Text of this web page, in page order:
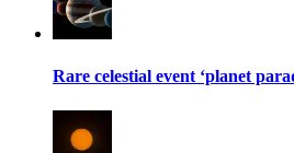
Rare celestial event ‘planet